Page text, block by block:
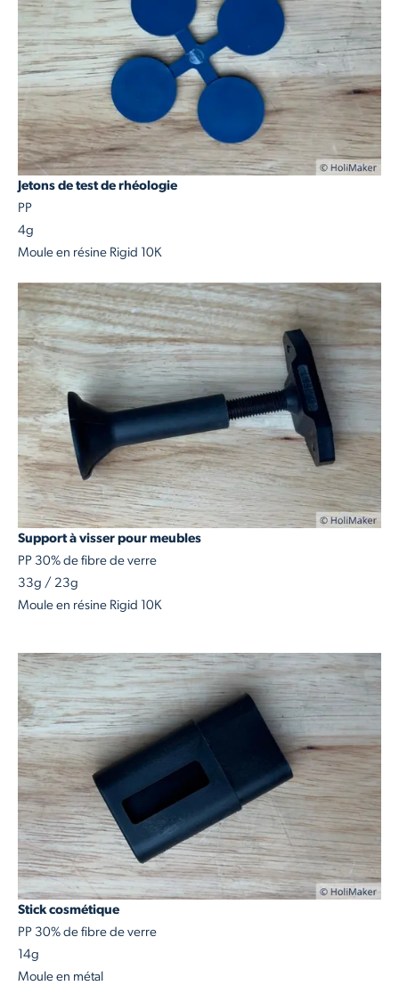
Jetons de test de rhéologie
PP
4g
Moule en résine Rigid 10K
Support à visser pour meubles
PP 30% de fibre de verre
33g / 23g
Moule en résine Rigid 10K
Stick cosmétique
PP 30% de fibre de verre
14g
Moule en métal